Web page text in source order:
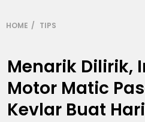
HOME TIPS
Menarik Dilirik,
Motor Matic
Kevlar Buat